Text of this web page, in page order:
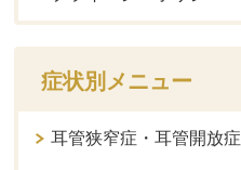
症状別メニュー
耳管狭窄症・耳管開放症